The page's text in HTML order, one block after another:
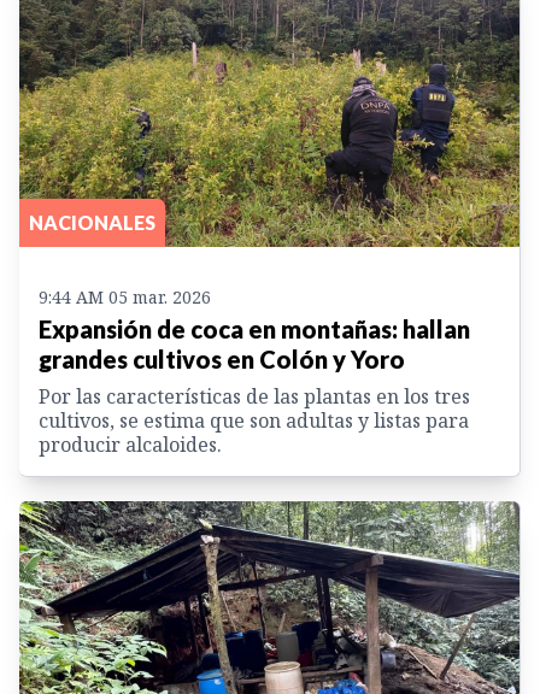
NACIONALES
9:44 AM 05 mar. 2026
Expansión de coca en montañas: hallan
grandes cultivos en Colón y Yoro
Por las características de las plantas en los tres
cultivos, se estima que son adultas y listas para
producir alcaloides.